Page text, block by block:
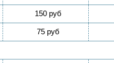
150 руб
75 руб